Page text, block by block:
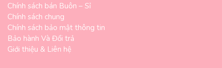
Chính sách bán Buôn – Sỉ
Chính sách chung
Chính sách bảo mật thông tin
Bảo hành Và Đổi trả
Giới thiệu & Liên hệ